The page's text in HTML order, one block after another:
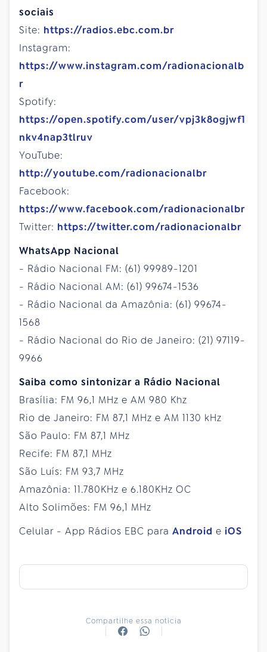
sociais
Site: https://radios.ebc.com.br
Instagram:
https://www.instagram.com/radionacionalb
r
Spotify:
https://open.spotify.com/user/vpj3k8ogjwf1
nkv4nap3tlruv
YouTube:
http://youtube.com/radionacionalbr
Facebook:
https://www.facebook.com/radionacionalbr
Twitter: https://twitter.com/radionacionalbr
WhatsApp Nacional
- Rádio Nacional FM: (61) 99989-1201
- Rádio Nacional AM: (61) 99674-1536
- Rádio Nacional da Amazônia: (61) 99674-
1568
- Rádio Nacional do Rio de Janeiro: (21) 97119-
9966
Saiba como sintonizar a Rádio Nacional
Brasília: FM 96,1 MHz e AM 980 Khz
Rio de Janeiro: FM 87,1 MHz e AM 1130 kHz
São Paulo: FM 87,1 MHz
Recife: FM 87,1 MHz
São Luís: FM 93,7 MHz
Amazônia: 11.780KHz e 6.180KHz OC
Alto Solimões: FM 96,1 MHz
Celular - App Rádios EBC para Android e iOS
Compartilhe essa notícia